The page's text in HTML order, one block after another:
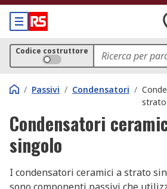
Codice costruttore
/ Passivi / Condensatori /
Condensatori
singolo
I condensatori ceramici a strato